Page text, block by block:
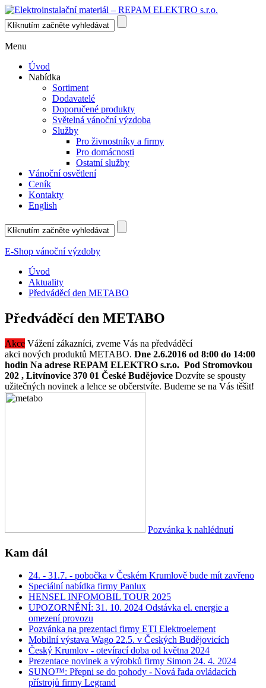
Menu
Úvod
Nabídka
Sortiment
Dodavatelé
Doporučené produkty
Světelná vánoční výzdoba
Služby
Pro živnostníky a firmy
Pro domácnosti
Ostatní služby
Vánoční osvětlení
Ceník
Kontakty
English
E-Shop vánoční výzdoby
Úvod
Aktuality
Předváděcí den METABO
Předváděcí den METABO
Akce Vážení zákazníci, zveme Vás na předváděcí
akci nových produktů METABO. Dne 2.6.2016 od 8:00 do 14:00
hodin Na adrese REPAM ELEKTRO s.r.o. Pod Stromovkou
202 , Litvínovice 370 01 České Budějovice Dozvíte se spousty
užitečných novinek a lehce se občerstvíte. Budeme se na Vás těšit!
Pozvánka k nahlédnutí
Kam dál
24. - 31.7. - pobočka v Českém Krumlově bude mít zavřeno
Speciální nabídka firmy Panlux
HENSEL INFOMOBIL TOUR 2025
UPOZORNĚNÍ: 31. 10. 2024 Odstávka el. energie a
omezení provozu
Pozvánka na prezentaci firmy ETI Elektroelement
Mobilní výstava Wago 22.5. v Českých Budějovicích
Český Krumlov - otevírací doba od května 2024
Prezentace novinek a výrobků firmy Simon 24. 4. 2024
SUNO™: Přepni se do pohody - Nová řada ovládacích
přístrojů firmy Legrand